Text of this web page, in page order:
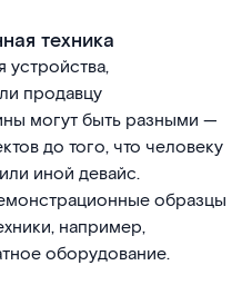
техника
устройства,
продавцу
могут быть разными —
до того, что человеку
иной девайс.
образцы
например,
оборудование.